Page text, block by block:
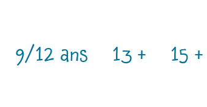
9/12 ans 13 + 15 +